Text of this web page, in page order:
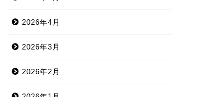
2026年4月
2026年3月
2026年2月